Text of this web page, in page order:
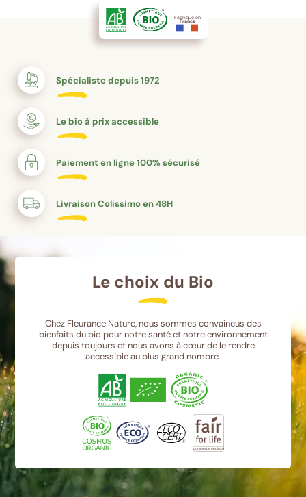
sans tarder
le secret de
ces
Fabriqué en
France
Spécialiste depuis 1972
Le bio à prix accessible
Paiement en ligne 100% sécurisé
Livraison Colissimo en 48H
Le choix du Bio
Chez Fleurance Nature, nous sommes convaincus des
bienfaits du bio pour notre santé et notre environnement
depuis toujours et nous avons à cœur de le rendre
accessible au plus grand nombre.